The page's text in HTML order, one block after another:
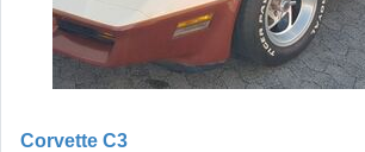
Corvette C3